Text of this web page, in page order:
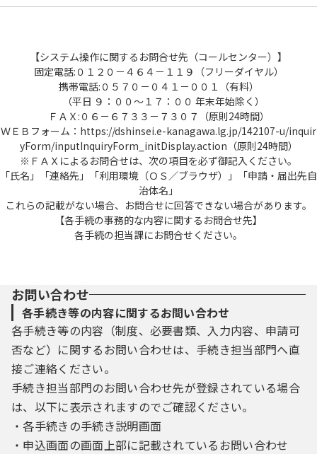
【システム操作に関するお問合せ先（コールセンター）】
固定電話:０１２０－４６４－１１９（フリーダイヤル）
携帯電話:０５７０－０４１－００１（有料）
（平日 ９：００～１７：００ 年末年始除く）
ＦＡＸ:０６－６７３３－７３０７（原則24時間）
ＷＥＢフォーム：https://dshinsei.e-kanagawa.lg.jp/142107-u/inquir
yForm/inputInquiryForm_initDisplay.action（原則24時間）
※ＦＡＸによるお問合せは、次の項目を必ず御記入ください。
「氏名」「連絡先」「利用環境（ＯＳ／ブラウザ）」「申請・届出先自
治体名」
これらの記載がない場合、お問合せに回答できない場合があります。
【各手続の事務的な内容に関するお問合せ先】
各手続の担当課にお問合せください。
お問い合わせ
各手続き等の内容に関するお問い合わせ
各手続き等の内容（制度、必要書類、入力内容、申請可
否など）に関するお問い合わせは、手続き担当部門へ直
接ご連絡ください。
手続き担当部門のお問い合わせ先が登録されている場合
は、以下に表示されますのでご確認ください。
・各手続きの手続き説明画面
・申込画面の画面上部に記載されているお問い合わせ